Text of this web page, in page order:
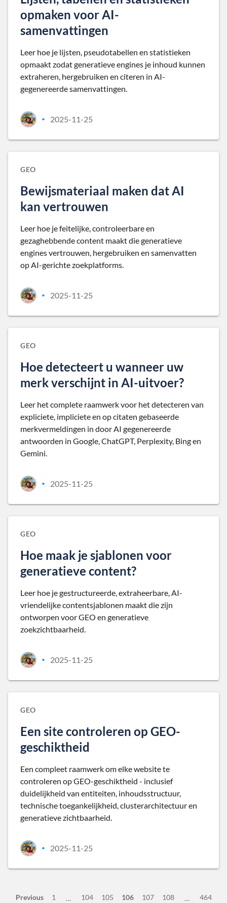
opmaken voor AI-
samenvattingen
Leer hoe je lijsten, pseudotabellen en statistieken
opmaakt zodat generatieve engines je inhoud kunnen
extraheren, hergebruiken en citeren in AI-
gegenereerde samenvattingen.
• 2025-11-25
GEO
Bewijsmateriaal maken dat AI
kan vertrouwen
Leer hoe je feitelijke, controleerbare en
gezaghebbende content maakt die generatieve
engines vertrouwen, hergebruiken en samenvatten
op AI-gerichte zoekplatforms.
• 2025-11-25
GEO
Hoe detecteert u wanneer uw
merk verschijnt in AI-uitvoer?
Leer het complete raamwerk voor het detecteren van
expliciete, impliciete en op citaten gebaseerde
merkvermeldingen in door AI gegenereerde
antwoorden in Google, ChatGPT, Perplexity, Bing en
Gemini.
• 2025-11-25
GEO
Hoe maak je sjablonen voor
generatieve content?
Leer hoe je gestructureerde, extraheerbare, AI-
vriendelijke contentsjablonen maakt die zijn
ontworpen voor GEO en generatieve
zoekzichtbaarheid.
• 2025-11-25
GEO
Een site controleren op GEO-
geschiktheid
Een compleet raamwerk om elke website te
controleren op GEO-geschiktheid - inclusief
duidelijkheid van entiteiten, inhoudsstructuur,
technische toegankelijkheid, clusterarchitectuur en
generatieve zichtbaarheid.
• 2025-11-25
Previous 1 … 104 105 106 107 108 … 464